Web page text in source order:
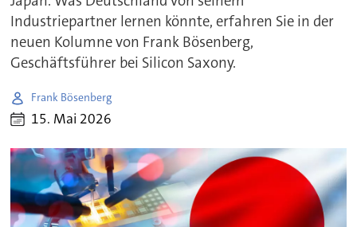
Industriepartner lernen könnte, erfahren Sie in der
neuen Kolumne von Frank Bösenberg,
Geschäftsführer bei Silicon Saxony.
Frank Bösenberg
15. Mai 2026